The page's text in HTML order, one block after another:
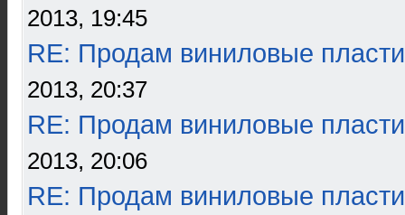
2013, 19:45
RE: Продам виниловые
2013, 20:37
RE: Продам виниловые
2013, 20:06
RE: Продам виниловые